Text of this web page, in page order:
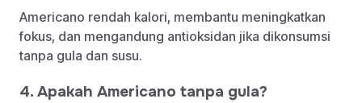
Americano rendah kalori, membantu meningkatkan
fokus, dan mengandung antioksidan jika dikonsumsi
tanpa gula dan susu.
4. Apakah Americano tanpa gula?